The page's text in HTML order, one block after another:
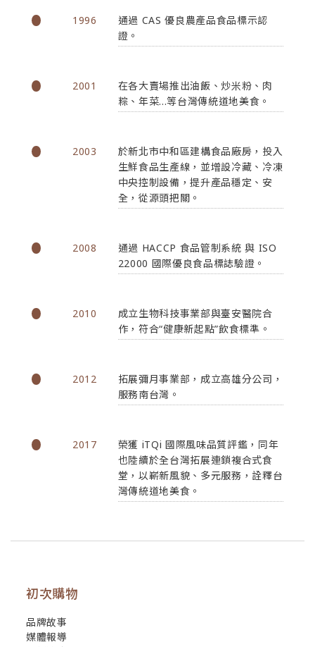
1996
通過 CAS 優良農產品食品標示認
證。
2001
在各大賣場推出油飯、炒米粉、肉
粽、年菜...等台灣傳統道地美食。
2003
於新北市中和區建構食品廠房，投入
生鮮食品生產線，並增設冷藏、冷凍
中央控制設備，提升產品穩定、安
全，從源頭把關。
2008
通過 HACCP 食品管制系統 與 ISO
22000 國際優良食品標誌驗證。
2010
成立生物科技事業部與臺安醫院合
作，符合“健康新起點”飲食標準。
2012
拓展彌月事業部，成立高雄分公司，
服務南台灣。
2017
榮獲 iTQi 國際風味品質評鑑，同年
也陸續於全台灣拓展連鎖複合式食
堂，以嶄新風貌、多元服務，詮釋台
灣傳統道地美食。
初次購物
品牌故事
媒體報導